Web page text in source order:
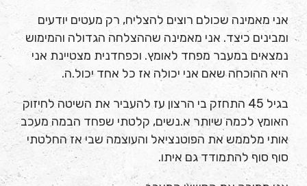
אני מאמינה שכולם רוצים להצליח, רק מעטים יודעים
ומבינים כיצד. אני מאמינה שההצלחה הגדולה והמימוש
נמצאים במעבר מפחד לאומץ. וכפחדנית מצטיינת אני
היא ההוכחה שאם אני יכולה אז כל אחד יכול.ה.
בגיל 45 התחזק בי הרצון עז להעביר את השיטה לחיזוק
האומץ לכמה שיותר א.נשים, קלטתי שפחד הבמה מעכב
אותי מלממש את הפוטנציאל והעוצמה שבי אז החלטתי
סוף סוף להתמודד גם איתו.